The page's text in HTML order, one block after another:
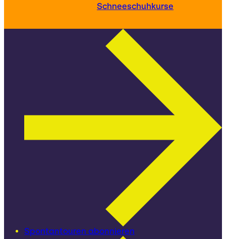
Schneeschuhkurse
Spontantouren abonnieren